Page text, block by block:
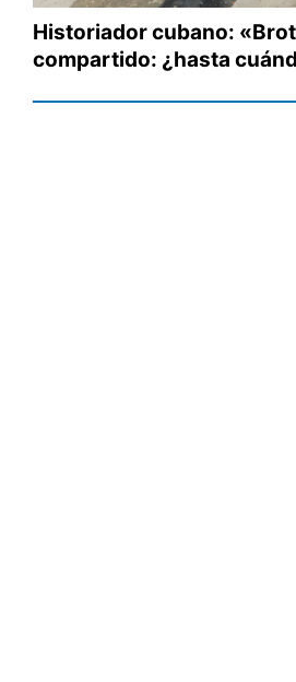
Historiador cubano:
compartido: ¿hasta